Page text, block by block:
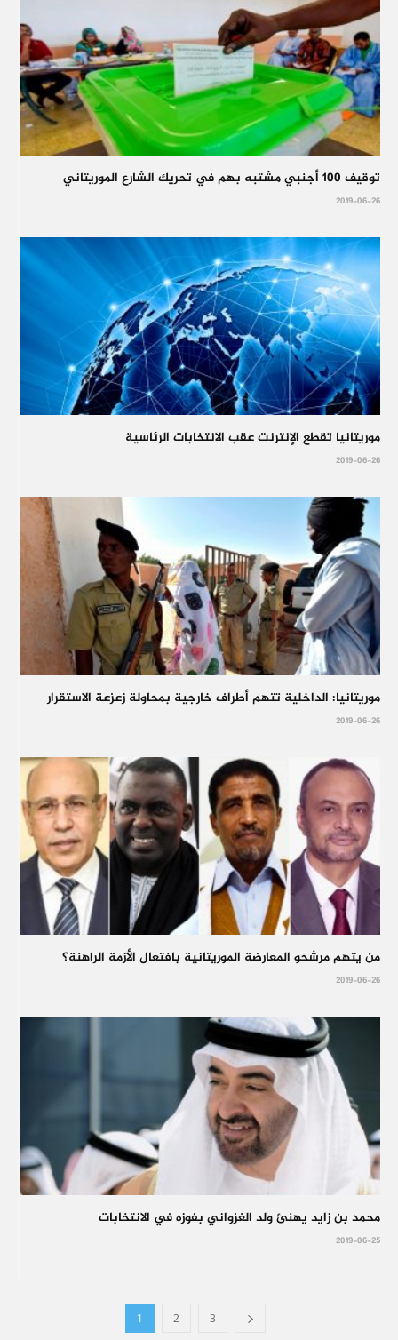
توقيف 100 أجنبي مشتبه بهم في تحريك الشارع الموريتاني
2019-06-26
موريتانيا تقطع الإنترنت عقب الانتخابات الرئاسية
2019-06-26
موريتانيا: الداخلية تتهم أطراف خارجية بمحاولة زعزعة الاستقرار
2019-06-26
من يتهم مرشحو المعارضة الموريتانية بافتعال الأزمة الراهنة؟
2019-06-26
محمد بن زايد يهنئ ولد الغزواني بفوزه في الانتخابات
2019-06-25
1 2 3